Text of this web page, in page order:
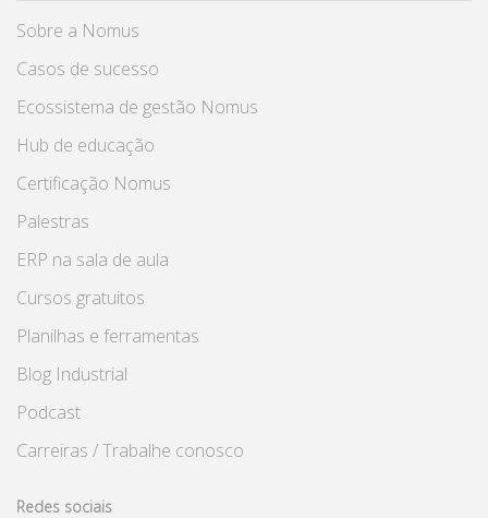
Sobre a Nomus
Casos de sucesso
Ecossistema de gestão Nomus
Hub de educação
Certificação Nomus
Palestras
ERP na sala de aula
Cursos gratuitos
Planilhas e ferramentas
Blog Industrial
Podcast
Carreiras / Trabalhe conosco
Redes sociais